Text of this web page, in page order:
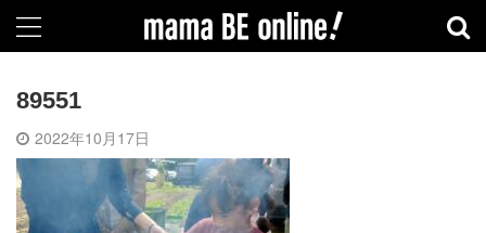
89551
2022年10月17日